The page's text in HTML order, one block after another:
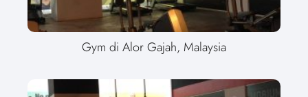
Gym di Alor Gajah, Malaysia